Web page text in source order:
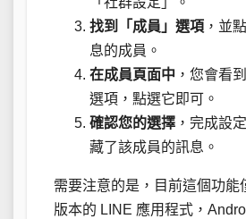
找到「成員」選項 ，並
息的成員。
在成員頁面中 ，您會看
選項，點選它即可。
確認您的選擇 ，完成設
藏了該成員的訊息。
需要注意的是，目前這個功能
版本的 LINE 應用程式，